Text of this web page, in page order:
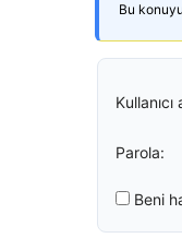
Bu
Kullanıcı
Parola:
Beni